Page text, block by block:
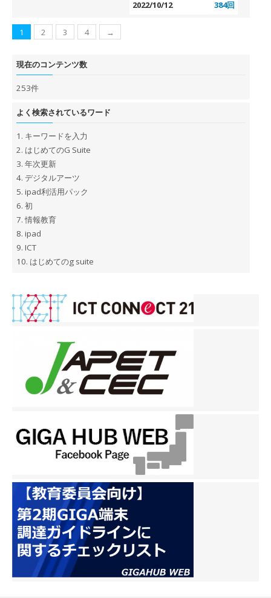
2022
2022/10/12 384回
1 2 3 4 →
現在のコンテンツ数
253件
よく検索されているワード
1. キーワードを入力
2. はじめてのG Suite
3. 年次更新
4. デジタルアーツ
5. ipad利活用パック
6. 初
7. 情報教育
8. ipad
9. ICT
10. はじめてのg suite